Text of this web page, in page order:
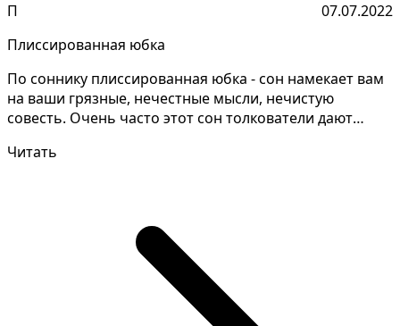
П
07.07.2022
Плиссированная юбка
По соннику плиссированная юбка - сон намекает вам
на ваши грязные, нечестные мысли, нечистую
совесть. Очень часто этот сон толкователи дают
Читать